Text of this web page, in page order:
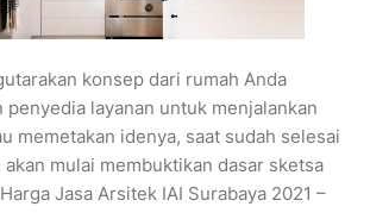
konsep dari rumah Anda
penyedia layanan untuk menjalankan
memetakan idenya, saat sudah selesai
mulai membuktikan dasar sketsa
Jasa Arsitek IAI Surabaya 2021 –